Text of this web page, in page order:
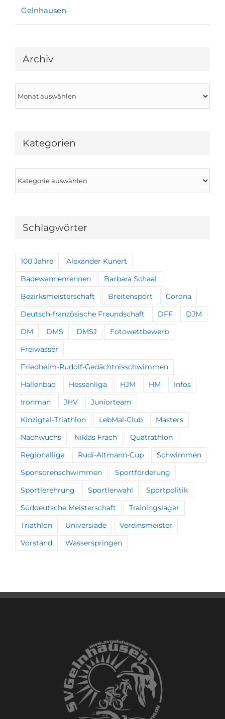
Gelnhausen
Archiv
Kategorien
Kategorien
Schlagwörter
100 Jahre Alexander Kunert
Badewannenrennen Barbara Schaal
Bezirksmeisterschaft Breitensport Corona
Deutsch-französische Freundschaft DFF DJM
DM DMS DMSJ Fotowettbewerb
Freiwasser
Friedhelm-Rudolf-Gedächtnisschwimmen
Hallenbad Hessenliga HJM HM Infos
Ironman JHV Juniorteam
Kinzigtal-Triathlon LebMal-Club Masters
Nachwuchs Niklas Frach Quatrathlon
Regionalliga Rudi-Altmann-Cup Schwimmen
Sponsorenschwimmen Sportförderung
Sportlerehrung Sportlerwahl Sportpolitik
Süddeutsche Meisterschaft Trainingslager
Triathlon Universiade Vereinsmeister
Vorstand Wasserspringen